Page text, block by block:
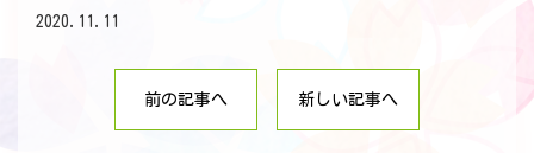
2020.11.11
前の記事へ 新しい記事へ